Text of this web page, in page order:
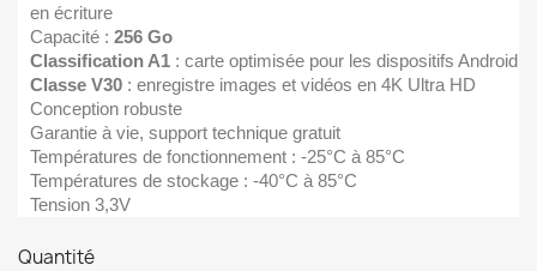
en écriture
Capacité : 256 Go
Classification A1 : carte optimisée pour les dispositifs Android
Classe V30 : enregistre images et vidéos en 4K Ultra HD
Conception robuste
Garantie à vie, support technique gratuit
Températures de fonctionnement : -25°C à 85°C
Températures de stockage : -40°C à 85°C
Tension 3,3V
Quantité